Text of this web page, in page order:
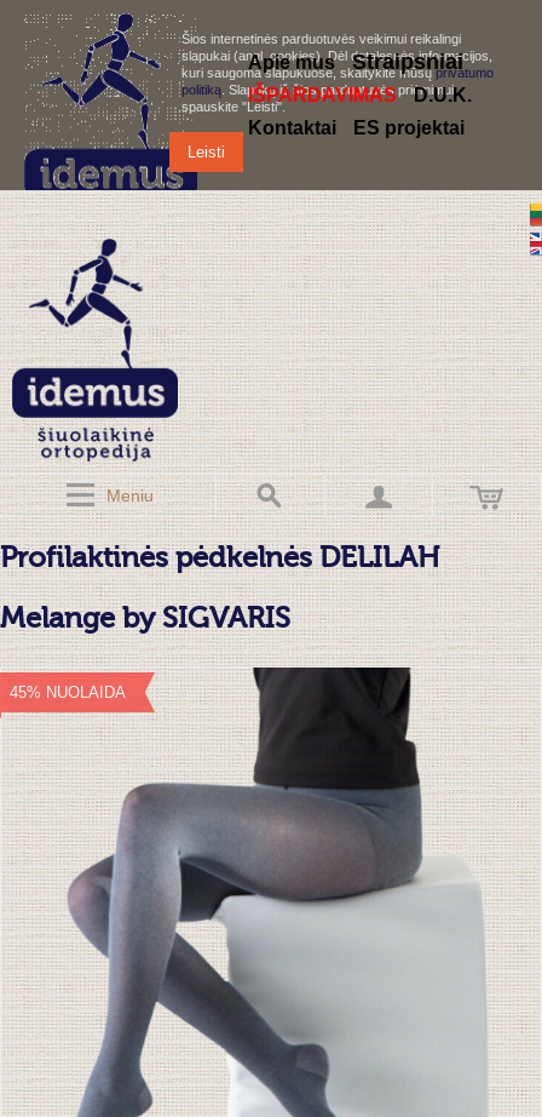
Šios internetinės parduotuvės veikimui reikalingi
slapukai (angl. cookies). Dėl detalesnės informacijos,
kuri saugoma slapukuose, skaitykite mūsųprivatumo
politiką . Slapukų iš šios parduotuvės priėmimui,
spauskite "Leisti".
Leisti
Meniu
Apie mus Straipsniai
IŠPARDAVIMAS
D.U.K.
Kontaktai
ES projektai
Profilaktinės pėdkelnės DELILAH
Melange by SIGVARIS
45% NUOLAIDA